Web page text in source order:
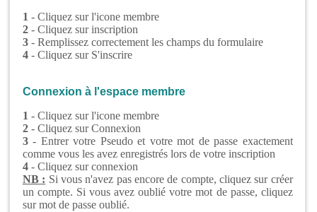
1 - Cliquez sur l'icone membre
2- Cliquez sur inscription
3- Remplissez correctement les champs du formulaire
4- Cliquez sur S'inscrire
Connexion à l'espace membre
1 - Cliquez sur l'icone membre
2- Cliquez sur Connexion
3- Entrer votre Pseudo et votre mot de passe exactement
comme vous les avez enregistrés lors de votre inscription
4- Cliquez sur connexion
NB : Si vous n'avez pas encore de compte, cliquez sur créer
un compte. Si vous avez oublié votre mot de passe, cliquez
sur mot de passe oublié.